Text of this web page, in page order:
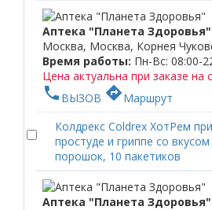
Аптека "Планета Здоровья"
Москва, Москва, Корнея
Время работы: Пн-Вс: 08:00-
Цена актуальна при заказе на
phone ВЫЗОВ directionsМаршрут
Колдрекс Coldrex ХотРем при
простуде и гриппе со
порошок, 10 пакетиков
Аптека "Планета Здоровья"